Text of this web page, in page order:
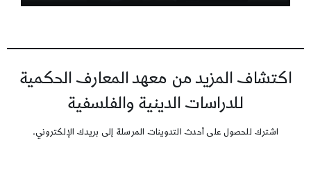
اكتشاف المزيد من معهد المعارف الحكمية
للدراسات الدينية والفلسفية
اشترك للحصول على أحدث التدوينات المرسلة إلى بريدك الإلكتروني.